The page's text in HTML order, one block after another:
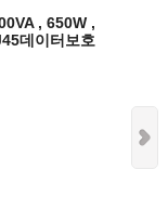
, 650W ,
데이터보호